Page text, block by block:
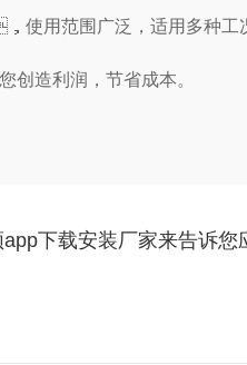
围广泛，适用多种工况
利润，节省成本。
下载安装厂家来告诉您